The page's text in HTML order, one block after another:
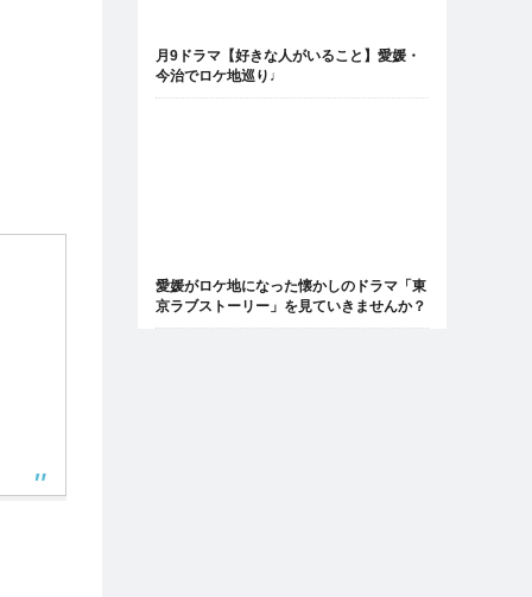
月9ドラマ【好きな人がいること】愛媛・
今治でロケ地巡り♩
愛媛がロケ地になった懐かしのドラマ「東
京ラブストーリー」を見ていきませんか？